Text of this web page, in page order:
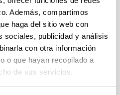
Además, compartimos
haga del sitio web con
sociales, publicidad y análisis
con otra información
o que hayan recopilado a
de sus servicios.
MenúAbrir/cerrar
(Investigador PreDoc)
(Profesora Ayudante